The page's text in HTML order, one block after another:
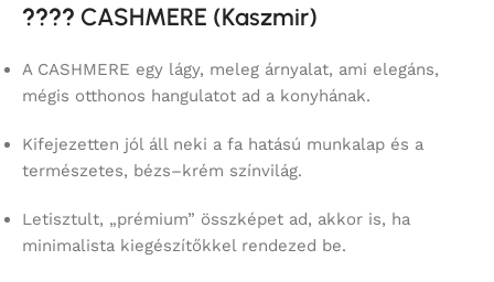
???? CASHMERE (Kaszmir)
A CASHMERE egy lágy, meleg árnyalat, ami elegáns,
mégis otthonos hangulatot ad a konyhának.
Kifejezetten jól áll neki a fa hatású munkalap és a
természetes, bézs–krém színvilág.
Letisztult, „prémium” összképet ad, akkor is, ha
minimalista kiegészítőkkel rendezed be.